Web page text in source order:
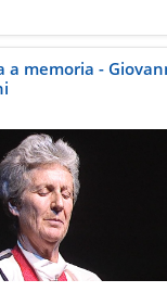
a memoria -